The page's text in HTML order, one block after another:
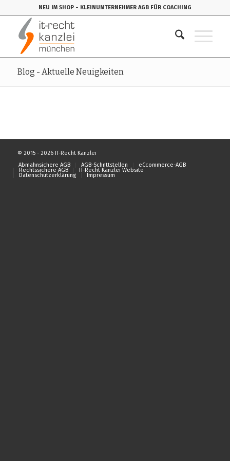
NEU IM SHOP - KLEINUNTERNEHMER AGB FÜR COACHING
Blog - Aktuelle Neuigkeiten
© 2015 - 2026 IT-Recht Kanzlei
Abmahnsichere AGB
AGB-Schnttstellen eCcommerce-AGB
Rechtssichere AGB IT-Recht Kanzlei Website
Datenschutzerklärung Impressum